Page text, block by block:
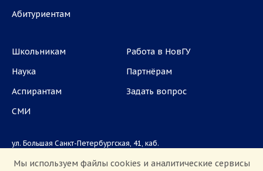
Абитуриентам
Школьникам
Наука
Аспирантам
СМИ
Работа в НовГУ
Партнёрам
Задать вопрос
ул. Большая Санкт-Петербургская, 41, каб.
Мы используем файлы cookies и аналитические сервисы